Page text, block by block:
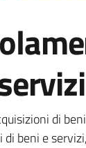
di
di beni e